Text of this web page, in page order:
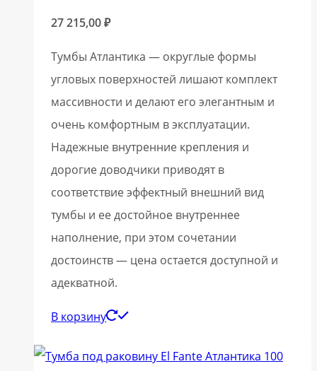
27 215,00₽
Тумбы Атлантика — округлые формы
угловых поверхностей лишают комплект
массивности и делают его элегантным и
очень комфортным в эксплуатации.
Надежные внутренние крепления и
дорогие доводчики приводят в
соответствие эффектный внешний вид
тумбы и ее достойное внутреннее
наполнение, при этом сочетании
достоинств — цена остается доступной и
адекватной.
В корзину